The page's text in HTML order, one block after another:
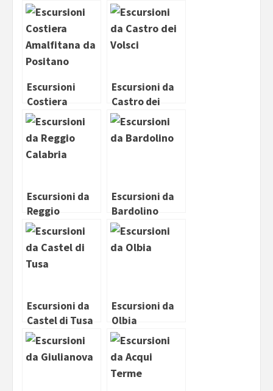
Escursioni
Costiera
Amalfitana da
Escursioni da
Castro dei
Volsci
Escursioni da
Reggio
Calabria
Escursioni da
Bardolino
Escursioni da
Castel di Tusa
Escursioni da
Olbia